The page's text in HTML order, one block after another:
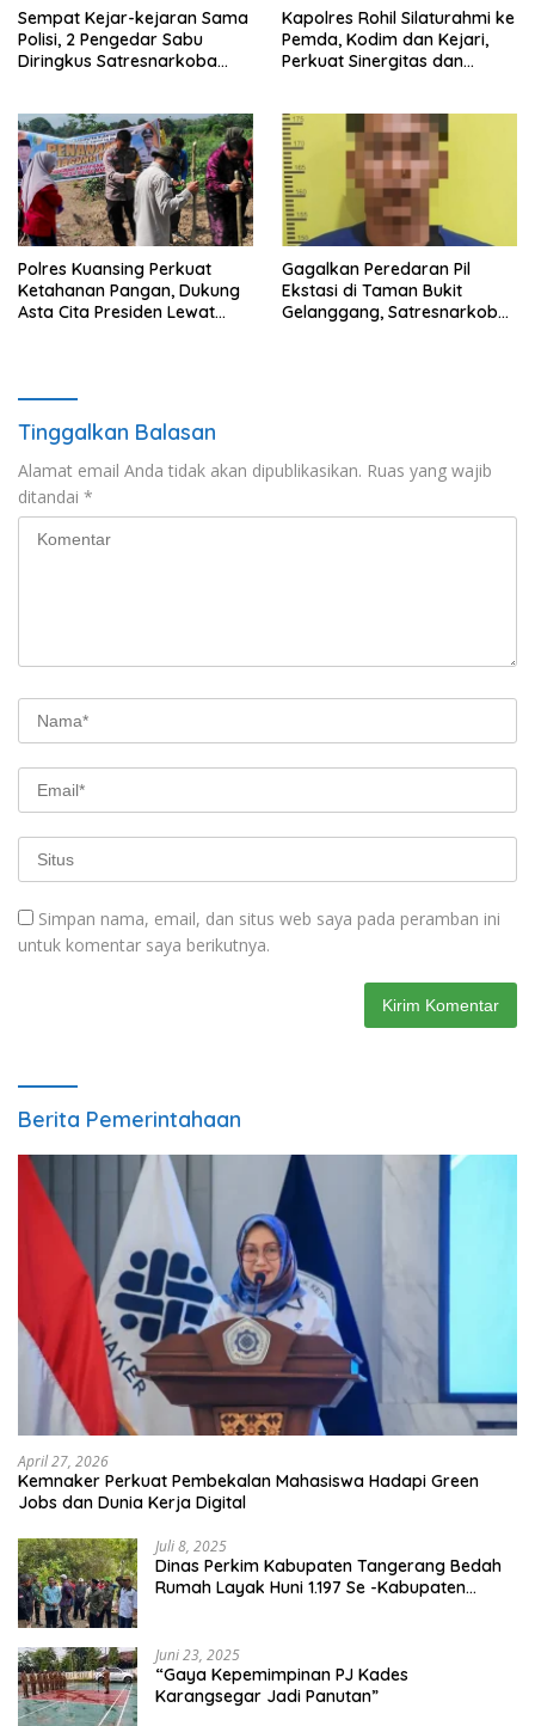
Sempat Kejar-kejaran Sama
Polisi, 2 Pengedar Sabu
Diringkus Satresnarkoba
Kapolres Rohil Silaturahmi ke
Pemda, Kodim dan Kejari,
Perkuat Sinergitas dan
Polres Kuansing Perkuat
Ketahanan Pangan, Dukung
Asta Cita Presiden Lewat
Gagalkan Peredaran Pil
Ekstasi di Taman Bukit
Gelanggang, Satresnarkoba
Tinggalkan Balasan
Alamat email Anda tidak akan dipublikasikan. Ruas yang wajib
ditandai *
Simpan nama, email, dan situs web saya pada peramban ini
untuk komentar saya berikutnya.
Berita Pemerintahaan
April 27, 2026
Kemnaker Perkuat Pembekalan Mahasiswa Hadapi Green
Jobs dan Dunia Kerja Digital
Juli 8, 2025
Dinas Perkim Kabupaten Tangerang Bedah
Rumah Layak Huni 1.197 Se -Kabupaten
Juni 23, 2025
“Gaya Kepemimpinan PJ Kades
Karangsegar Jadi Panutan”